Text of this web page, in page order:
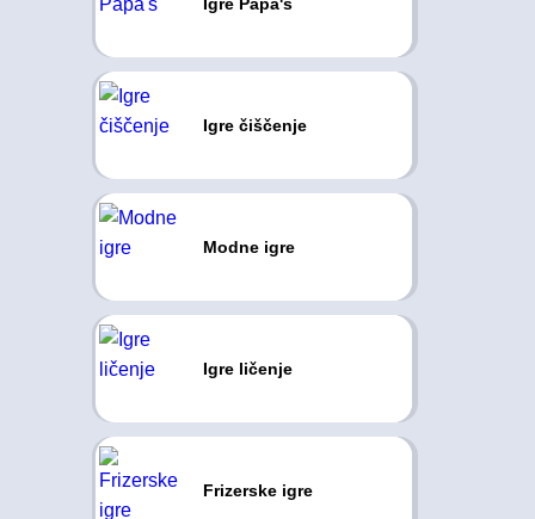
Igre čiščenje
Modne igre
Igre ličenje
Frizerske igre